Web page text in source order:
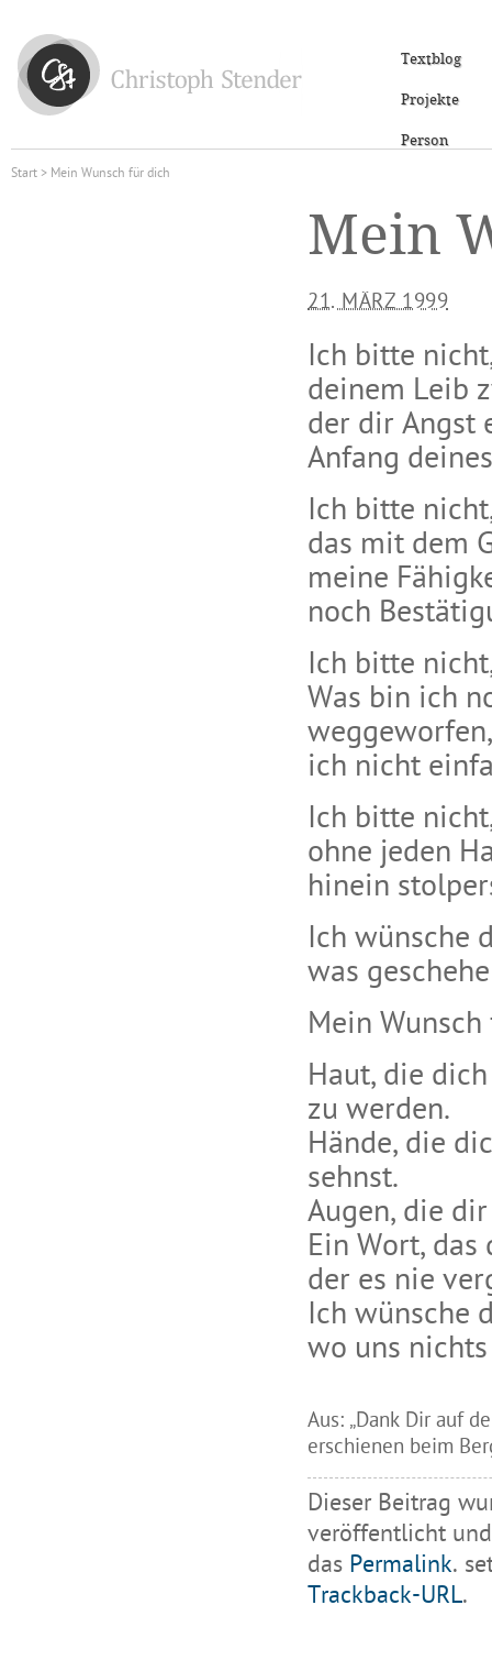
Textblog
Projekte
Person
Start> Mein Wunsch für dich
Mein
21. MÄRZ 1999
Ich bitte
deinem Leib
der dir Angst
Anfang
Ich bitte
das mit dem
meine
noch
Ich bitte
Was bin ich
ich nicht
Ich bitte
ohne jeden
hinein
Ich wünsche
was
Mein
Haut, die
zu werden.
Hände, die
sehnst.
Augen, die
Ein Wort,
der es nie
Ich wünsche
wo uns
Aus: „Dank Dir auf
erschienen beim
Dieser Beitrag
veröffentlicht
das Permalink.
Trackback-URL.